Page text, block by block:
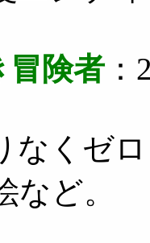
冒険者
なくゼ
など。